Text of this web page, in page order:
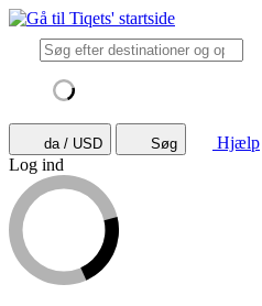
da / USD Søg
Hjælp
Log ind